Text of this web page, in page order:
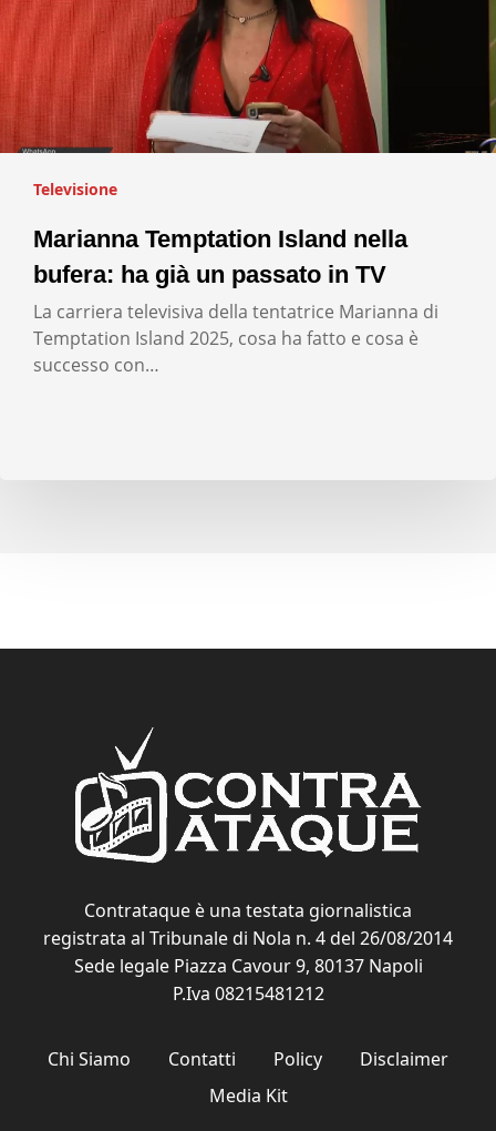
Televisione
Marianna Temptation Island nella
bufera: ha già un passato in TV
La carriera televisiva della tentatrice Marianna di
Temptation Island 2025, cosa ha fatto e cosa è
successo con…
Contrataque è una testata giornalistica
registrata al Tribunale di Nola n. 4 del 26/08/2014
Sede legale Piazza Cavour 9, 80137 Napoli
P.Iva 08215481212
Chi Siamo Contatti Policy
Disclaimer
Media Kit